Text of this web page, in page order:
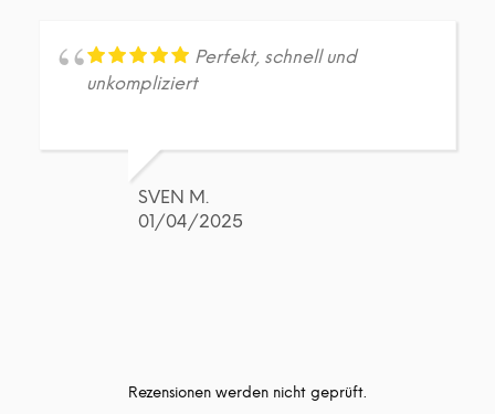
Perfekt, schnell und
unkompliziert
SVEN M.
01/04/2025
Rezensionen werden nicht geprüft.